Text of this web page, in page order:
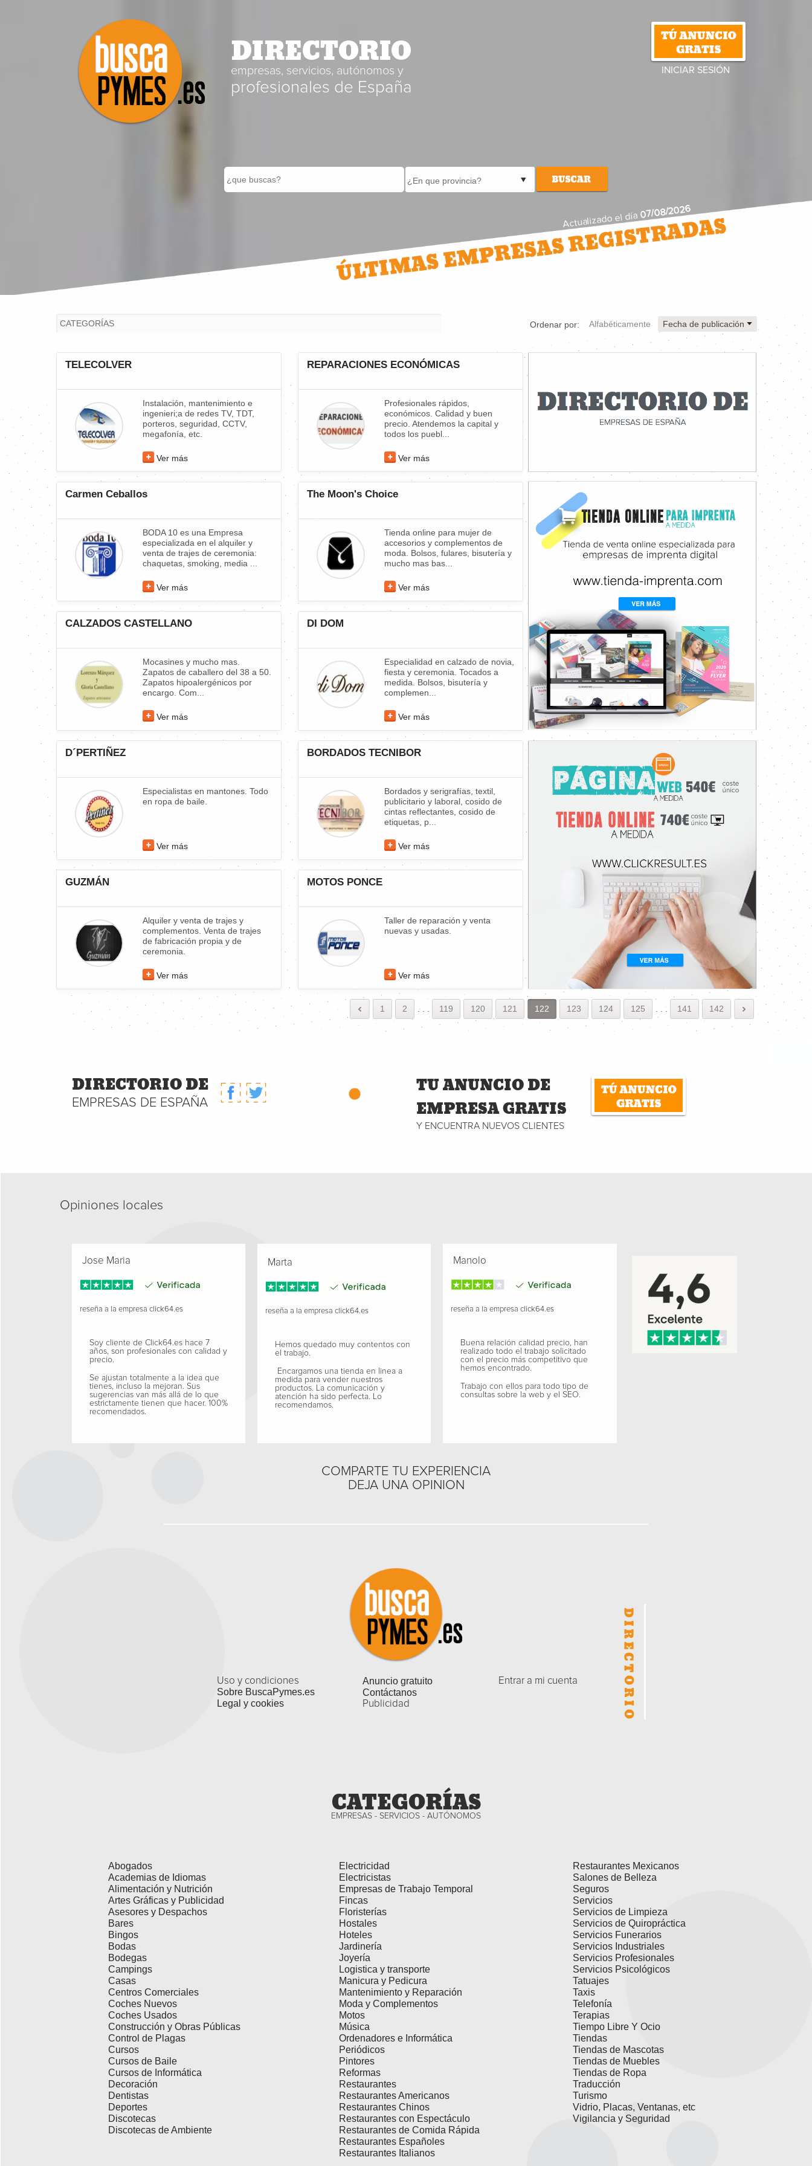
DIRECTORIO
empresas, servicios, autónomos y
profesionales de España
INICIAR SESIÓN
Actualizado el día07/08/2026
Ordenar por: Alfabéticamente Fecha de publicación
TELECOLVER
Instalación, mantenimiento e
ingenieri;a de redes TV, TDT,
porteros, seguridad, CCTV,
megafonía, etc.
Ver más
REPARACIONES ECONÓMICAS
Profesionales rápidos,
económicos. Calidad y buen
precio. Atendemos la capital y
todos los puebl...
Ver más
Carmen Ceballos
BODA 10 es una Empresa
especializada en el alquiler y
venta de trajes de ceremonia:
chaquetas, smoking, media ...
Ver más
The Moon's Choice
Tienda online para mujer de
accesorios y complementos de
moda. Bolsos, fulares, bisutería y
mucho mas bas...
Ver más
CALZADOS CASTELLANO
Mocasines y mucho mas.
Zapatos de caballero del 38 a 50.
Zapatos hipoalergénicos por
encargo. Com...
Ver más
DI DOM
Especialidad en calzado de novia,
fiesta y ceremonia. Tocados a
medida. Bolsos, bisutería y
complemen...
Ver más
D´PERTIÑEZ
Especialistas en mantones. Todo
en ropa de baile.
Ver más
BORDADOS TECNIBOR
Bordados y serigrafías, textil,
publicitario y laboral, cosido de
cintas reflectantes, cosido de
etiquetas, p...
Ver más
GUZMÁN
Alquiler y venta de trajes y
complementos. Venta de trajes
de fabricación propia y de
ceremonia.
Ver más
MOTOS PONCE
Taller de reparación y venta
nuevas y usadas.
Ver más
1 2 . . . 119 120 121 122 123 124 125 . . . 141 142
DIRECTORIO DE
EMPRESAS DE ESPAÑA
TU ANUNCIO DE
EMPRESA GRATIS
Y ENCUENTRA NUEVOS CLIENTES
Opiniones locales
Jose Maria
reseña a la empresa click64.es
Soy cliente de Click64.es hace 7
años, son profesionales con calidad y
precio.
Se ajustan totalmente a la idea que
tienes, incluso la mejoran. Sus
sugerencias van más allá de lo que
estrictamente tienen que hacer. 100%
recomendados.
Marta
reseña a la empresa click64.es
Hemos quedado muy contentos con
el trabajo.
Encargamos una tienda en linea a
medida para vender nuestros
productos. La comunicación y
atención ha sido perfecta. Lo
recomendamos.
Manolo
reseña a la empresa click64.es
Buena relación calidad precio, han
realizado todo el trabajo solicitado
con el precio más competitivo que
hemos encontrado.
Trabajo con ellos para todo tipo de
consultas sobre la web y el SEO.
COMPARTE TU EXPERIENCIA
DEJA UNA OPINION
Uso y condiciones
Sobre BuscaPymes.es
Legal y cookies
Anuncio gratuito
Contáctanos
Publicidad
Entrar a mi cuenta
CATEGORÍAS
EMPRESAS - SERVICIOS - AUTÓNOMOS
Abogados
Academias de Idiomas
Alimentación y Nutrición
Artes Gráficas y Publicidad
Asesores y Despachos
Bares
Bingos
Bodas
Bodegas
Campings
Casas
Centros Comerciales
Coches Nuevos
Coches Usados
Construcción y Obras Públicas
Control de Plagas
Cursos
Cursos de Baile
Cursos de Informática
Decoración
Dentistas
Deportes
Discotecas
Discotecas de Ambiente
Electricidad
Electricistas
Empresas de Trabajo Temporal
Fincas
Floristerías
Hostales
Hoteles
Jardinería
Joyería
Logistica y transporte
Manicura y Pedicura
Mantenimiento y Reparación
Moda y Complementos
Motos
Música
Ordenadores e Informática
Periódicos
Pintores
Reformas
Restaurantes
Restaurantes Americanos
Restaurantes Chinos
Restaurantes con Espectáculo
Restaurantes de Comida Rápida
Restaurantes Españoles
Restaurantes Italianos
Restaurantes Mexicanos
Salones de Belleza
Seguros
Servicios
Servicios de Limpieza
Servicios de Quiropráctica
Servicios Funerarios
Servicios Industriales
Servicios Profesionales
Servicios Psicológicos
Tatuajes
Taxis
Telefonía
Terapias
Tiempo Libre Y Ocio
Tiendas
Tiendas de Mascotas
Tiendas de Muebles
Tiendas de Ropa
Traducción
Turismo
Vidrio, Placas, Ventanas, etc
Vigilancia y Seguridad